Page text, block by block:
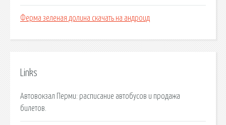
Ферма зеленая долина скачать на андроид
Links
Автовокзал Перми: расписание автобусов и продажа
билетов.